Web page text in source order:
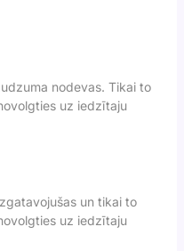
nodevas. Tikai to
uz iedzītaju
un tikai to
uz iedzītaju